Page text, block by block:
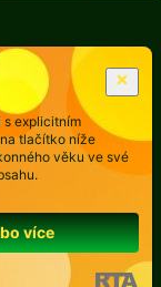
fotografie se
žádná z
provozovatele
s explicitním
tlačítko níže
věku ve své
více